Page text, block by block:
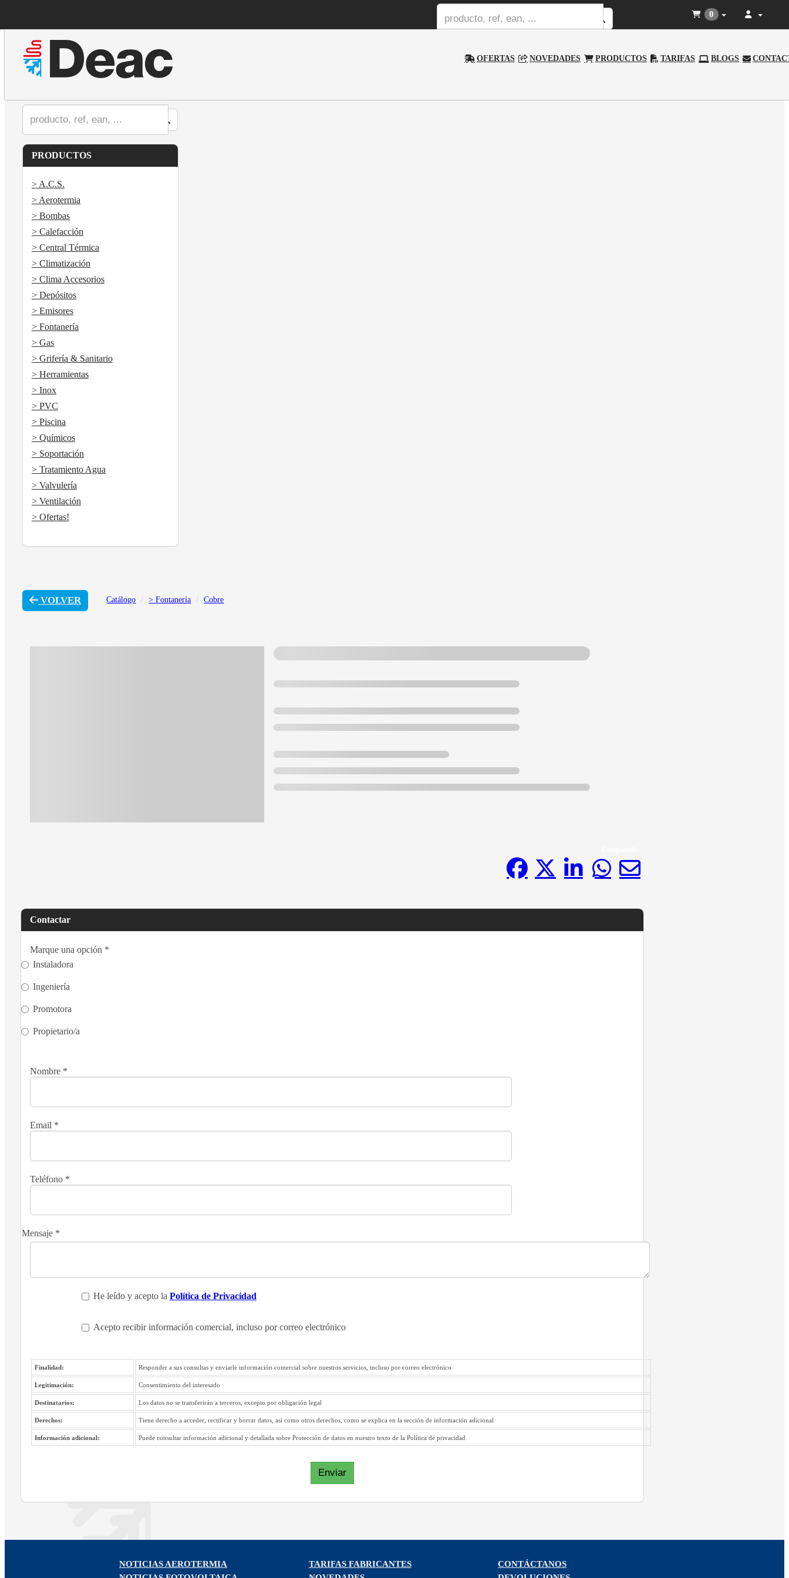
OFERTAS NOVEDADES PRODUCTOS TARIFAS BLOGS
0
PRODUCTOS
> A.C.S.
> Aerotermia
> Bombas
> Calefacción
> Central Térmica
> Climatización
> Clima Accesorios
> Depósitos
> Emisores
> Fontanería
> Gas
> Grifería & Sanitario
> Herramientas
> Inox
> PVC
> Piscina
> Químicos
> Soportación
> Tratamiento Agua
> Valvulería
> Ventilación
> Ofertas!
Catálogo > Fontanería Cobre
VOLVER
Contactar
Marque una opción *
Instaladora
Ingeniería
Promotora
Propietario/a
Nombre *
Email *
Teléfono *
Mensaje *
He leído y acepto la Política de Privacidad
Acepto recibir información comercial, incluso por correo electrónico
Finalidad: Responder a sus consultas y enviarle información comercial sobre nuestros servicios, incluso por correo electrónico
Legitimación: Consentimiento del interesado
Destinatarios: Los datos no se transferirán a terceros, excepto por obligación legal
Derechos: Tiene derecho a acceder, rectificar y borrar datos, así como otros derechos, como se explica en la sección de información adicional
Información adicional: Puede consultar información adicional y detallada sobre Protección de datos en nuestro texto de la Política de privacidad
Enviar
NOTICIAS AEROTERMIA
TARIFAS FABRICANTES
CONTÁCTANOS